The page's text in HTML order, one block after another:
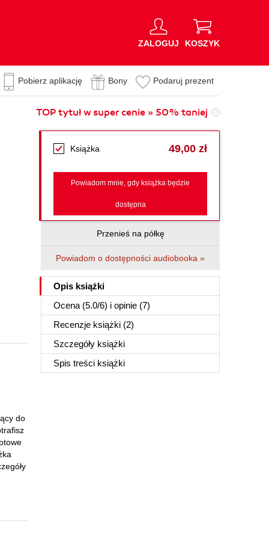
ZALOGUJ KOSZYK
Pobierz aplikację Bony Podaruj prezent
TOP tytuł w super cenie » 50% taniej
Książka 49,00 zł
Powiadom mnie, gdy książka będzie
dostępna
Przenieś na półkę
Powiadom o dostępności audiobooka »
Opis książki
Ocena (5.0/6) i opinie (7)
Recenzje książki (2)
Szczegóły książki
Spis treści książki
do